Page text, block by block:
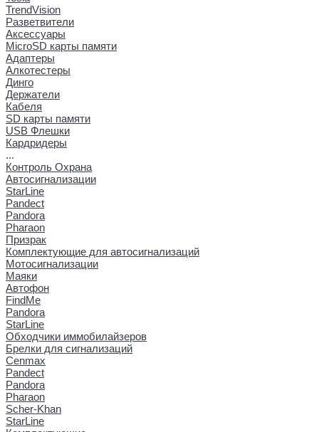
TrendVision
Разветвители
Аксессуары
MicroSD карты памяти
Адаптеры
Алкотестеры
Динго
Держатели
Кабеля
SD карты памяти
USB Флешки
Кардридеры
...
Контроль Охрана
Автосигнализации
StarLine
Pandect
Pandora
Pharaon
Призрак
Комплектующие для автосигнализаций
Мотосигнализации
Маяки
Автофон
FindMe
Pandora
StarLine
Обходчики иммобилайзеров
Брелки для сигнализаций
Cenmax
Pandect
Pandora
Pharaon
Scher-Khan
StarLine